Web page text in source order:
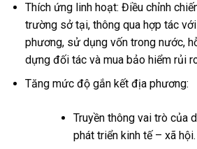
Thích ứng linh hoạt: Điều chỉnh
trường sở tại, thông qua hợp tác
phương, sử dụng vốn trong nước,
dựng đối tác và mua bảo hiểm rủi
Tăng mức độ gắn kết địa phương:
Truyền thông vai trò của
phát triển kinh tế – xã hội.